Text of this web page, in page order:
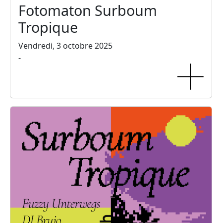
Fotomaton Surboum
Tropique
Vendredi, 3 octobre 2025
-